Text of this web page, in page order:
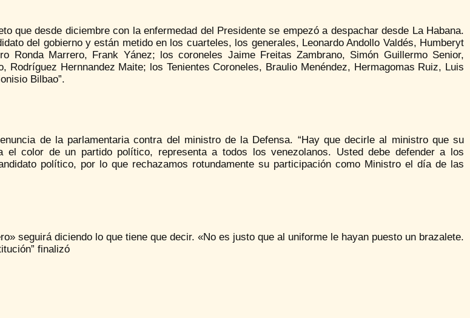
que desde diciembre con la enfermedad del Presidente se empezó a despachar desde La Habana.
del gobierno y están metido en los cuarteles, los generales, Leonardo Andollo Valdés, Humberyt
Ronda Marrero, Frank Yánez; los coroneles Jaime Freitas Zambrano, Simón Guillermo Senior,
Rodríguez Hernnandez Maite; los Tenientes Coroneles, Braulio Menéndez, Hermagomas Ruiz, Luis
Bilbao”.
de la parlamentaria contra del ministro de la Defensa. “Hay que decirle al ministro que su
el color de un partido político, representa a todos los venezolanos. Usted debe defender a los
político, por lo que rechazamos rotundamente su participación como Ministro el día de las
seguirá diciendo lo que tiene que decir. «No es justo que al uniforme le hayan puesto un brazalete.
finalizó